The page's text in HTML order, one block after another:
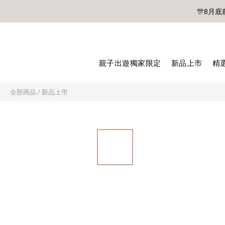
🎊8月底
🎊8月底
親子出遊獨家限定 新品上市 精
全部商品 / 新品上市